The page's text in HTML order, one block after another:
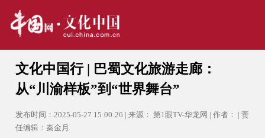
文化中国行 | 巴蜀文化旅游走廊：
从“川渝样板”到“世界舞台”
发布时间：2025-05-27 15:00:26 | 来源： 第1眼TV-华龙网 | 作者： | 责
任编辑：秦金月